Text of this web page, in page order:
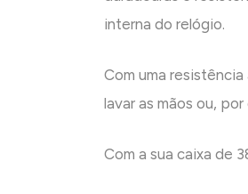
interna do relógio.
Com uma
lavar as mãos ou,
Com a sua caixa de